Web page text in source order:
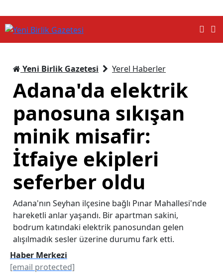
Yeni Birlik Gazetesi Yerel Haberler
Adana'da elektrik
panosuna sıkışan
minik misafir:
İtfaiye ekipleri
seferber oldu
Adana'nın Seyhan ilçesine bağlı Pınar Mahallesi'nde
hareketli anlar yaşandı. Bir apartman sakini,
bodrum katındaki elektrik panosundan gelen
alışılmadık sesler üzerine durumu fark etti.
Haber Merkezi
[email protected]